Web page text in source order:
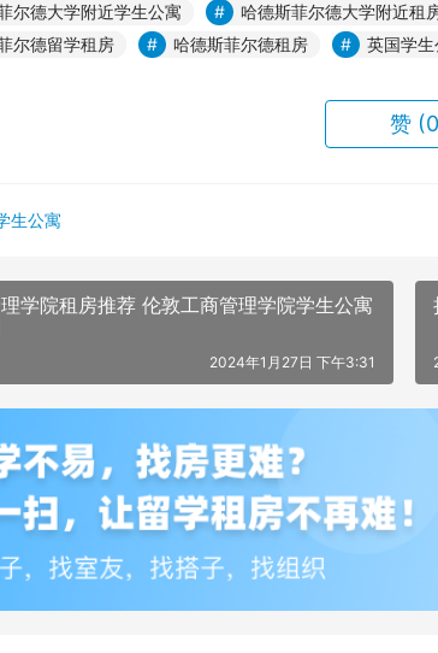
尔德大学附近学生公寓 哈德斯菲尔德大学附近租
尔德留学租房
哈德斯菲尔德租房 英国学生
赞
生公寓
学院租房推荐 伦敦工商管理学院学生公寓
2024年1月27日 下午3:31